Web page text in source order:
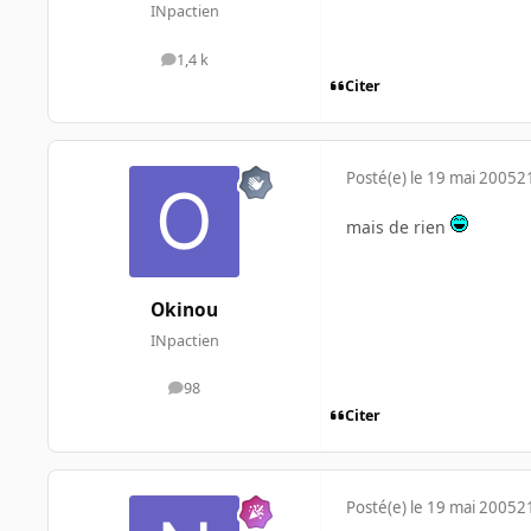
INpactien
1,4 k
messages
Citer
Okinou
INpactien
98
messages
Posté(e) le 19 mai 2005
mais de rien
Citer
Posté(e) le 19 mai 2005